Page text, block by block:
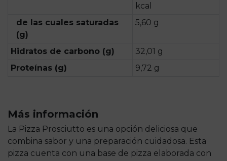
kcal
de las cuales saturadas
(g)
5,60 g
Hidratos de carbono (g)
32,01 g
Proteínas (g)
9,72 g
Más información
La Pizza Prosciutto es una opción deliciosa que
combina sabor y una preparación cuidadosa. Esta
pizza cuenta con una base de pizza elaborada con